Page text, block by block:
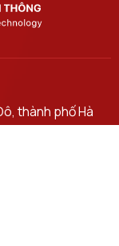
thành phố Hà